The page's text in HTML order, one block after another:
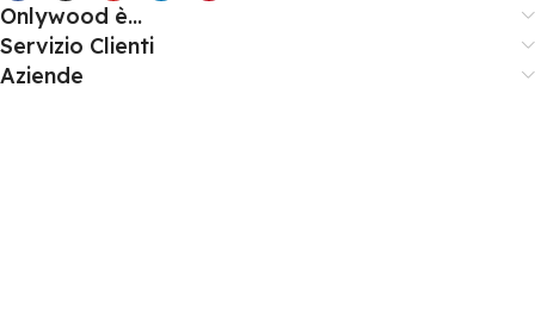
Onlywood è...
Servizio Clienti
Aziende